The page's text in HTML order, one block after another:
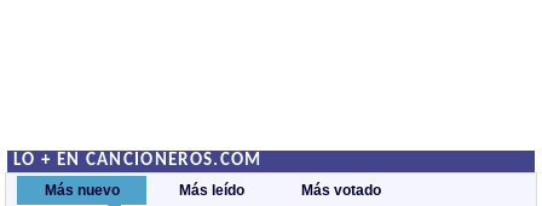
LO + EN CANCIONEROS.COM
Más nuevo Más leído Más votado